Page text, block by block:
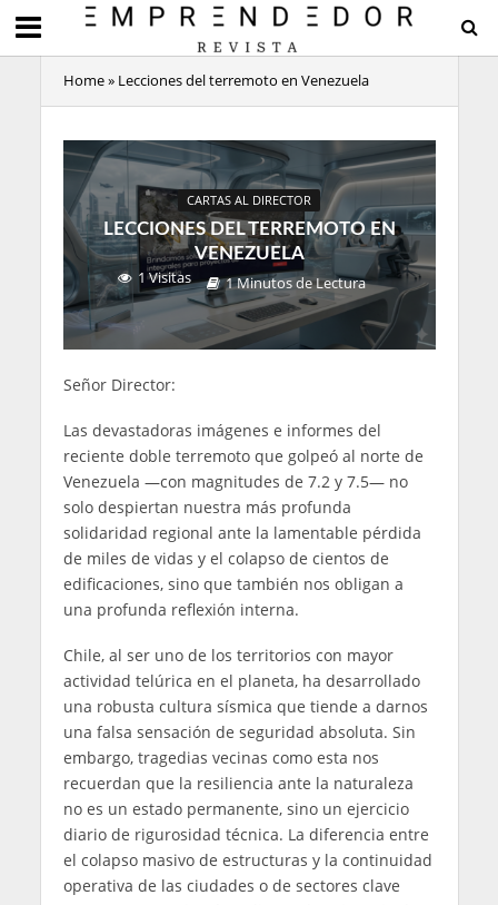
Home» Lecciones del terremoto en Venezuela
CARTAS AL DIRECTOR
LECCIONES DEL TERREMOTO EN
VENEZUELA
1 Visitas
1 Minutos de Lectura
Señor Director:
Las devastadoras imágenes e informes del
reciente doble terremoto que golpeó al norte de
Venezuela —con magnitudes de 7.2 y 7.5— no
solo despiertan nuestra más profunda
solidaridad regional ante la lamentable pérdida
de miles de vidas y el colapso de cientos de
edificaciones, sino que también nos obligan a
una profunda reflexión interna.
Chile, al ser uno de los territorios con mayor
actividad telúrica en el planeta, ha desarrollado
una robusta cultura sísmica que tiende a darnos
una falsa sensación de seguridad absoluta. Sin
embargo, tragedias vecinas como esta nos
recuerdan que la resiliencia ante la naturaleza
no es un estado permanente, sino un ejercicio
diario de rigurosidad técnica. La diferencia entre
el colapso masivo de estructuras y la continuidad
operativa de las ciudades o de sectores clave